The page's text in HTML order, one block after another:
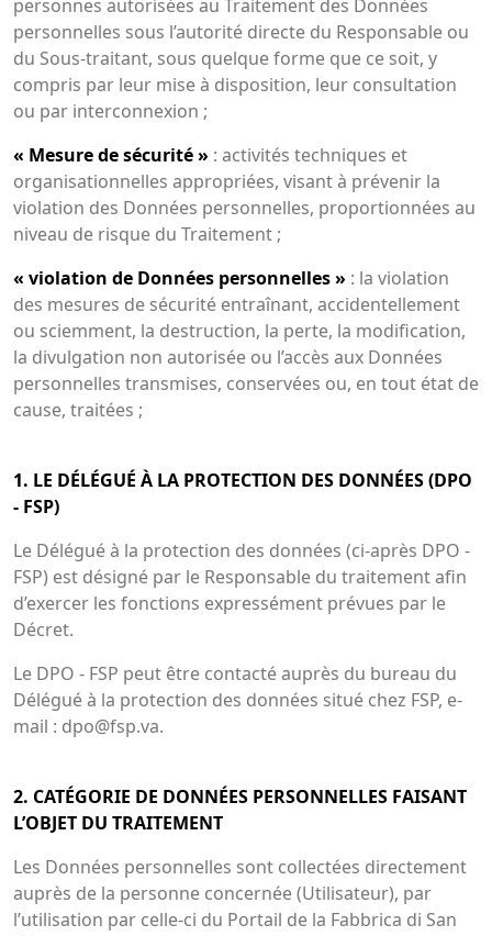
personnes autorisées au Traitement des Données
personnelles sous l’autorité directe du Responsable ou
du Sous-traitant, sous quelque forme que ce soit, y
compris par leur mise à disposition, leur consultation
ou par interconnexion ;
« Mesure de sécurité » : activités techniques et
organisationnelles appropriées, visant à prévenir la
violation des Données personnelles, proportionnées au
niveau de risque du Traitement ;
« violation de Données personnelles » : la violation
des mesures de sécurité entraînant, accidentellement
ou sciemment, la destruction, la perte, la modification,
la divulgation non autorisée ou l’accès aux Données
personnelles transmises, conservées ou, en tout état de
cause, traitées ;
1. LE DÉLÉGUÉ À LA PROTECTION DES DONNÉES (DPO
- FSP)
Le Délégué à la protection des données (ci-après DPO -
FSP) est désigné par le Responsable du traitement afin
d’exercer les fonctions expressément prévues par le
Décret.
Le DPO - FSP peut être contacté auprès du bureau du
Délégué à la protection des données situé chez FSP, e-
mail : dpo@fsp.va.
2. CATÉGORIE DE DONNÉES PERSONNELLES FAISANT
L’OBJET DU TRAITEMENT
Les Données personnelles sont collectées directement
auprès de la personne concernée (Utilisateur), par
l’utilisation par celle-ci du Portail de la Fabbrica di San